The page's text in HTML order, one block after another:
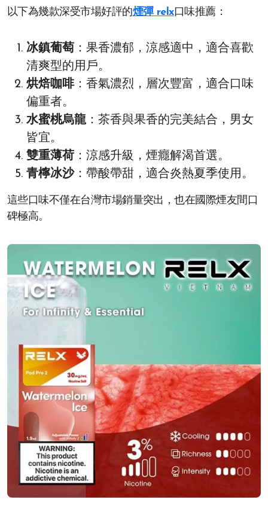
以下為幾款深受市場好評的煙彈 relx口味推薦：
冰鎮葡萄 ：果香濃郁，涼感適中，適合喜歡
清爽型的用戶。
烘焙咖啡：香氣濃烈，層次豐富，適合口味
偏重者。
水蜜桃烏龍：茶香與果香的完美結合，男女
皆宜。
雙重薄荷 ：涼感升級，煙癮解渴首選。
青檸冰沙：帶酸帶甜，適合炎熱夏季使用。
這些口味不僅在台灣市場銷量突出，也在國際煙友間口
碑極高。